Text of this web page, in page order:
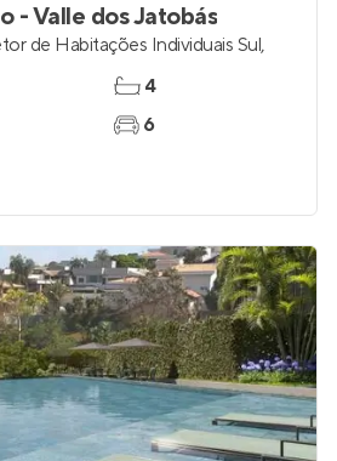
- Valle dos Jatobás
de Habitações Individuais Sul,
4
6